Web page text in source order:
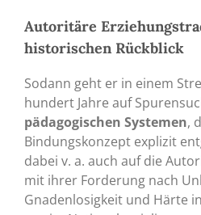
Autoritäre
historischen Rückblick
Sodann geht er in einem
hundert Jahre auf
pädagogischen Systemen,
Bindungskonzept explizit
dabei v. a. auch auf die
mit ihrer Forderung nach
Gnadenlosigkeit und Härte